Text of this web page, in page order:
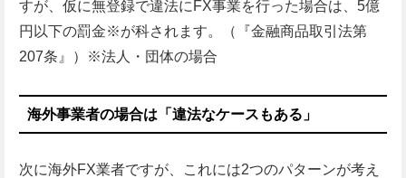
すが、仮に無登録で違法にFX事業を行った場合は、5億
円以下の罰金※が科されます。（『金融商品取引法第
207条』）※法人・団体の場合
海外事業者の場合は「違法なケースもある」
次に海外FX業者ですが、これには2つのパターンが考え